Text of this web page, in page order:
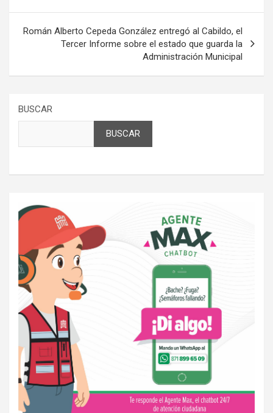
entradas
Román Alberto Cepeda González entregó al Cabildo, el
Tercer Informe sobre el estado que guarda la
Administración Municipal
BUSCAR
BUSCAR